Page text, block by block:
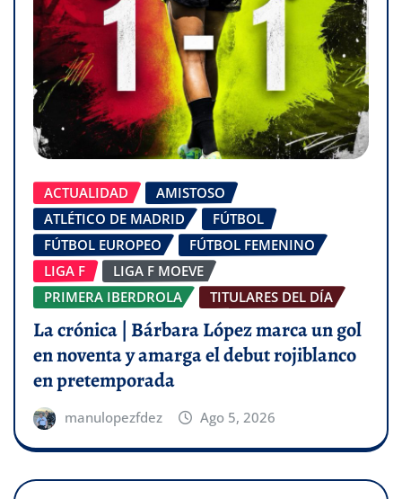
ACTUALIDAD
AMISTOSO
ATLÉTICO DE MADRID
FÚTBOL
FÚTBOL EUROPEO
FÚTBOL FEMENINO
LIGA F
LIGA F MOEVE
PRIMERA IBERDROLA
TITULARES DEL DÍA
La crónica | Bárbara López marca un gol
en noventa y amarga el debut rojiblanco
en pretemporada
manulopezfdez Ago 5, 2026